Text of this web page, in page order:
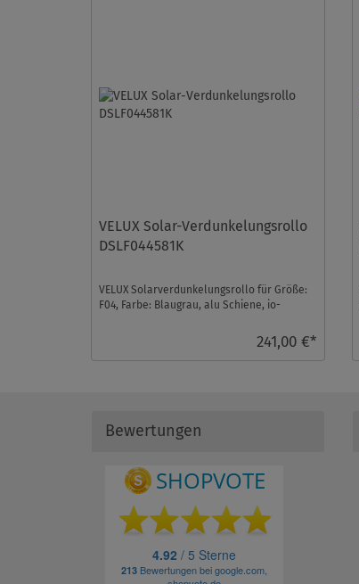
VELUX Solar-Verdunkelungsrollo
DSLF044581K
VELUX Solarverdunkelungsrollo für Größe:
F04, Farbe: Blaugrau, alu Schiene, io-
241,00 €*
Bewertungen